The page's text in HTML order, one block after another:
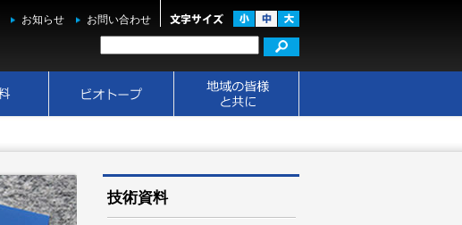
お知らせ お問い合わせ
技術資料